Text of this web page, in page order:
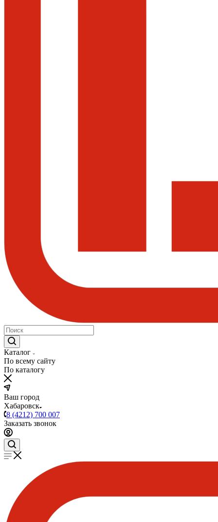
Каталог
По всему сайту
По каталогу
Ваш город
Хабаровск
8 (4212) 700 007
Заказать звонок